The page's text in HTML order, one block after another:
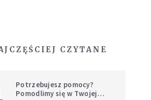
CZYTANE
Potrzebujesz pomocy?
Pomodlimy się w Twojej